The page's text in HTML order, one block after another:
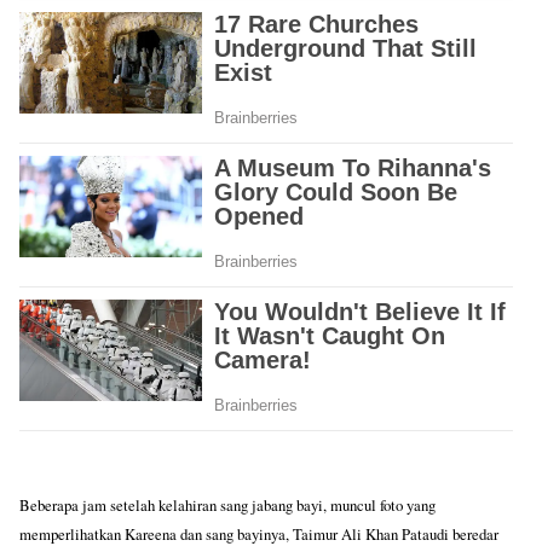
Beberapa jam setelah kelahiran sang jabang bayi, muncul foto yang
memperlihatkan Kareena dan sang bayinya, Taimur Ali Khan Pataudi beredar